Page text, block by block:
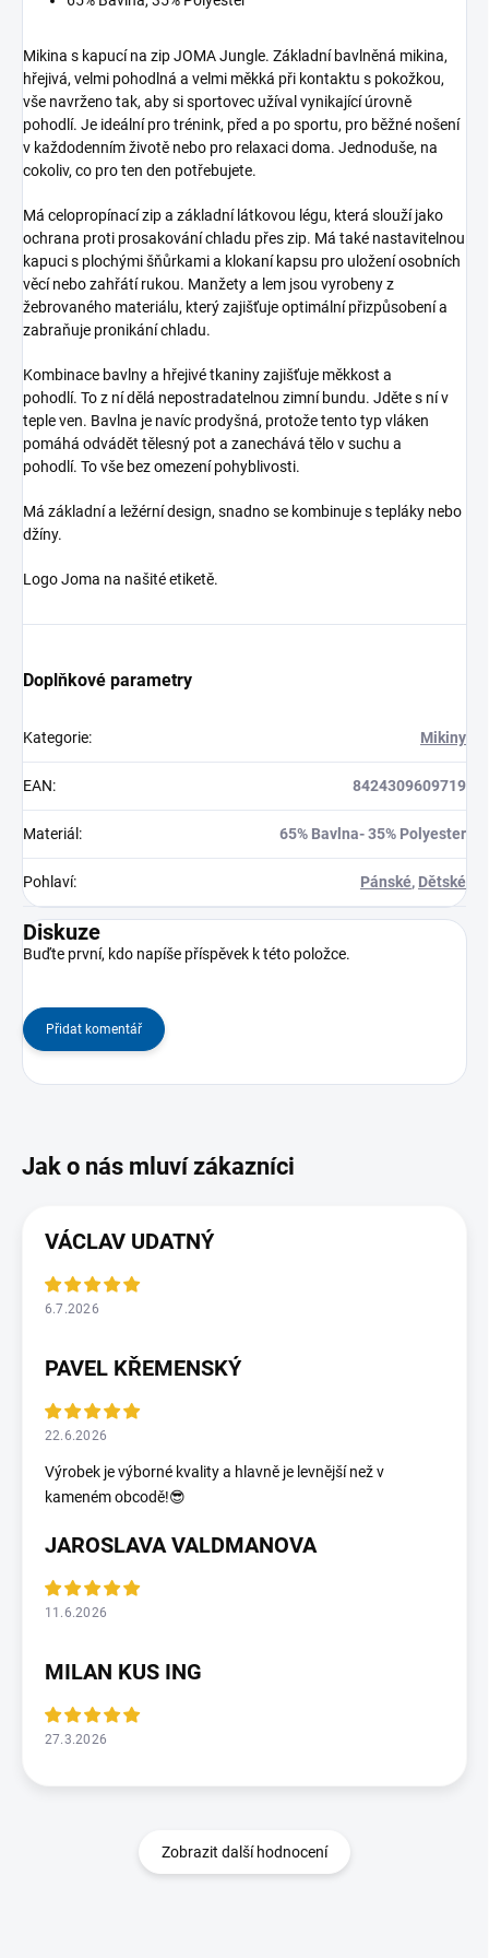
Mikina s kapucí na zip JOMA Jungle. Základní bavlněná mikina,
hřejivá, velmi pohodlná a velmi měkká při kontaktu s pokožkou,
vše navrženo tak, aby si sportovec užíval vynikající úrovně
pohodlí. Je ideální pro trénink, před a po sportu, pro běžné nošení
v každodenním životě nebo pro relaxaci doma. Jednoduše, na
cokoliv, co pro ten den potřebujete.
Má celopropínací zip a základní látkovou légu, která slouží jako
ochrana proti prosakování chladu přes zip. Má také nastavitelnou
kapuci s plochými šňůrkami a klokaní kapsu pro uložení osobních
věcí nebo zahřátí rukou. Manžety a lem jsou vyrobeny z
žebrovaného materiálu, který zajišťuje optimální přizpůsobení a
zabraňuje pronikání chladu.
Kombinace bavlny a hřejivé tkaniny zajišťuje měkkost a
pohodlí. To z ní dělá nepostradatelnou zimní bundu. Jděte s ní v
teple ven. Bavlna je navíc prodyšná, protože tento typ vláken
pomáhá odvádět tělesný pot a zanechává tělo v suchu a
pohodlí. To vše bez omezení pohyblivosti.
Má základní a ležérní design, snadno se kombinuje s tepláky nebo
džíny.
Logo Joma na našité etiketě.
Doplňkové parametry
Kategorie: Mikiny
EAN: 8424309609719
Materiál : 65% Bavlna- 35% Polyester
Pohlaví: Pánské, Dětské
Diskuze
Buďte první, kdo napíše příspěvek k této položce.
Přidat komentář
VÁCLAV UDATNÝ
6.7.2026
PAVEL KŘEMENSKÝ
22.6.2026
Výrobek je výborné kvality a hlavně je levnější než v
kameném obcodě!😎
JAROSLAVA VALDMANOVA
11.6.2026
MILAN KUS ING
27.3.2026
Zobrazit další hodnocení